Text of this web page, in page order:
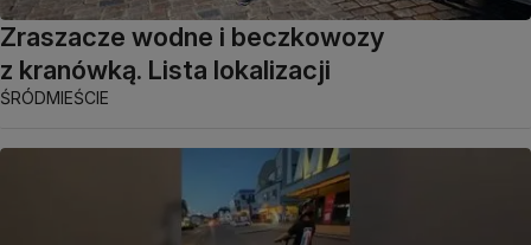
Zraszacze wodne i beczkowozy
z kranówką. Lista lokalizacji
ŚRÓDMIEŚCIE